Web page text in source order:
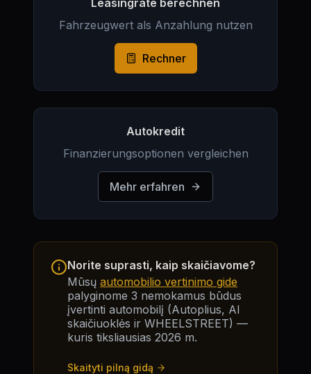
Leasingrate berechnen
Fahrzeugwert als Anzahlung nutzen
Rechner
Autokredit
Finanzierungsoptionen vergleichen
Mehr erfahren
Norite suprasti, kaip skaičiavome?
Mūsų automobilio vertinimo gide
palyginome 3 nemokamus būdus
įvertinti automobilį (Autoplius, AI
skaičiuoklės ir WHEELSTREET) —
kuris tiksliausias 2026 m.
Skaityti pilną gidą